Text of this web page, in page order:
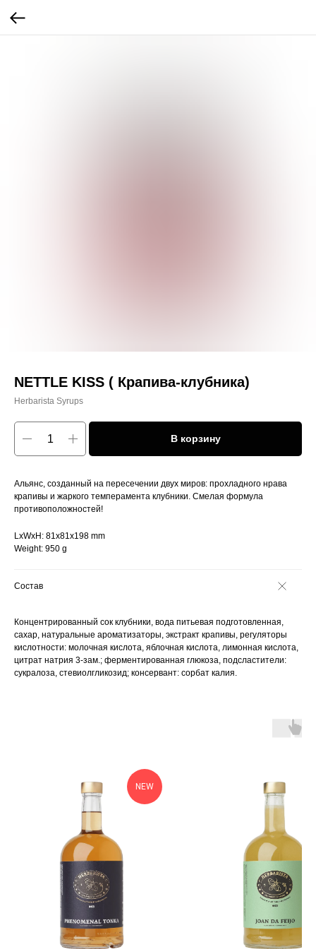
NETTLE KISS ( Крапива-клубника)
Herbarista Syrups
В корзину
Альянс, созданный на пересечении двух миров: прохладного нрава
крапивы и жаркого темперамента клубники. Смелая формула
противоположностей!
LxWxH: 81x81x198 mm
Weight: 950 g
Состав
Концентрированный сок клубники, вода питьевая подготовленная,
сахар, натуральные ароматизаторы, экстракт крапивы, регуляторы
кислотности: молочная кислота, яблочная кислота, лимонная кислота,
цитрат натрия 3-зам.; ферментированная глюкоза, подсластители:
сукралоза, стевиолгликозид; консервант: сорбат калия.
NEW